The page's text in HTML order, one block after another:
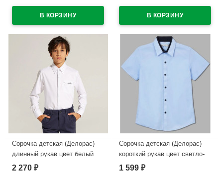
Сорочка детская (Делорас)
длинный рукав цвет белый
арт.C71719 на кнопках на
2 270 ₽
Сорочка детская (Делорас)
короткий рукав цвет светло-
голубой арт.C71738S на
1 599 ₽